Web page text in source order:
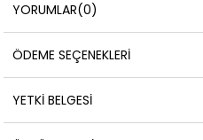
YORUMLAR(0)
ÖDEME SEÇENEKLERI
YETKİ BELGESİ